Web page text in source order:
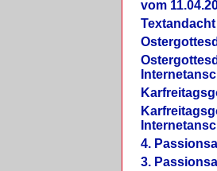
vom
4.
3.